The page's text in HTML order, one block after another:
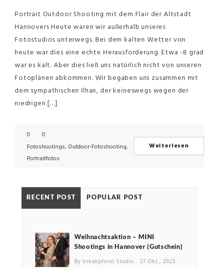
Portrait Outdoor Shooting mit dem Flair der Altstadt
Hannovers Heute waren wir außerhalb unseres
Fotostudios unterwegs. Bei dem kalten Wetter von
heute war dies eine echte Herausforderung. Etwa -8 grad
war es kalt. Aber dies ließ uns natürlich nicht von unseren
Fotoplänen abkommen. Wir begaben uns zusammen mit
dem sympathischen Ilhan, der keineswegs wegen der
niedrigen […]
0
0
Fotoshootings, Outdoor-Fotoshooting,
Portraitfotos
Weiterlesen
RECENT POST POPULAR POST
Weihnachtsaktion – MINI
Shootings in Hannover (Gutschein)
By breakphoto Studio 27 Okt., 2023